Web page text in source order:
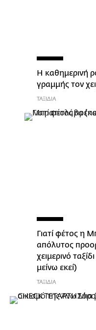
Η καθημερινή
γραμμής τον
ΤΑΞΙΔΙΑ
Γιατί φέτος η
απόλυτος
χειμερινό
μείνω εκεί)
ΤΑΞΙΔΙΑ